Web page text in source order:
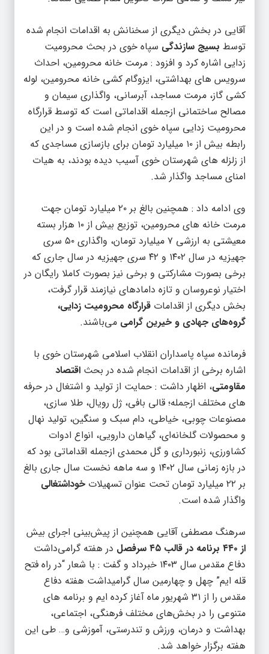
آقایی در بخش دیگری از سخنانش به اقدامات انجام شده
توسط بسیج سازندگی سپاه خوی در بحث محرومیت
زدایی اشاره کرد و افزود : مرمت خانه محرومین، احداث
سرویس های بهداشتی، ایزوگام کشی خانه محرومین، لوله
کشی گاز، مرمت مساجد، آبرسانی، واگذاری سیمان و
مصالح ساختمانی ازجمله اقداماتی است که توسط قرارگاه
محرومیت زدایی سپاه خوی انجام شده است و در این
رابطه بیش از ۱۰ میلیارد تومان برای بازسازی مساجدی که
از زلزله های شهرستان خوی آسیب دیده بودند، به هیات
امنای مساجد واگذار شد.
وی ادامه داد : همچنین بالغ بر ۲۰ میلیارد تومان جهت
مرمت خانه های محرومین، توزیع بیش از ۱۰ هزار بسته
معیشتی به ارزشی ۷ میلیارد تومان، واگذاری ۵۰ سری
جهیزیه در سال ۱۴۰۲ و ۴۲ سری جهیزیه در سال جاری که
برخی بصورت مشارکتی و برخی نیز بصورت کاملا رایگان در
اختیار نوعروسان و تازه دامادهای نیازمند قرار گرفت،
بخش دیگری از اقدامات قرارگاه محرومیت زدایی،
گروه‌های جهادی و خیرین گرامی می‌باشند.
فرمانده سپاه پاسداران انقلاب اسلامی شهرستان خوی با
اشاره برخی از اقدامات انجام شده در بحث اقتصاد
مقاومتی، اظهار داشت : حمایت از تولید و اشتغال در حرفه
های مختلف ازجمله؛ قالی بافی، ژل رویال، طلا سازی،
مصنوعات چوبی، خیاطی، دام سبک و سنگین، تولید نهال
و محصولات گلخانه‌ای، گیاهان دارویی، انواع ادوات
کشاورزی، زنبورداری و گل محمدی ازجمله اقداماتی بود که
در بازه زمانی سال ۱۴۰۲ و سه ماهه نخست سال جاری بالغ
بر ۲۲ میلیارد تومان تحت عنوان تسهیلات
خوداشتغالی
واگذار شده است.
سرهنگ مصطفی آقایی همچنین از پیش‌بینی اجرای بیش
از ۴۴۰ برنامه در قالب ۴۵ سرفصل
در هفته گرامی‌داشت
دفاع مقدس سال ۱۴۰۳ خبرداد و گفت : با شعار “در راه فتح
قله ایم” چهل و چهارمین سال گرامیداشت هفته دفاع
مقدس را از ۳۱ شهریور ماه آغاز کرده ایم و برنامه های
متنوعی را در بخش‌های مختلف فرهنگی، اجتماعی،
بهداشت و درمان، ورزش و تندرستی، آموزشی و… طی این
هفته برگزار خواهد شد.